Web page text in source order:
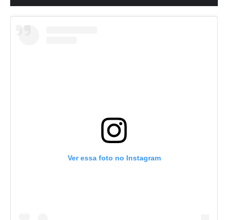
Ver essa foto no Instagram